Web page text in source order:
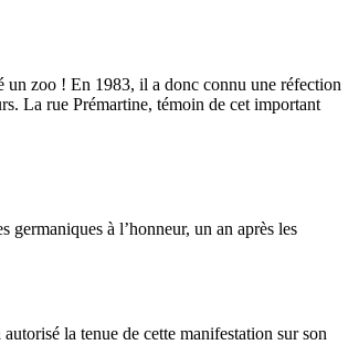
un zoo ! En 1983, il a donc connu une réfection
La rue Prémartine, témoin de cet important
à l’honneur, un an après les
la tenue de cette manifestation sur son